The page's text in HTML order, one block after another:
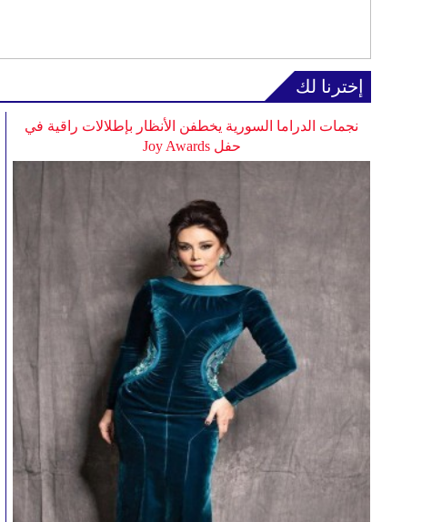
إخترنا لك
نجمات الدراما السورية يخطفن الأنظار بإطلالات راقية في
حفل Joy Awards